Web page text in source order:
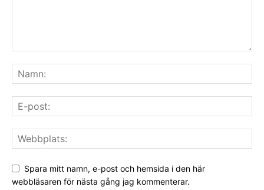
Spara mitt namn, e-post och hemsida i den här
webbläsaren för nästa gång jag kommenterar.